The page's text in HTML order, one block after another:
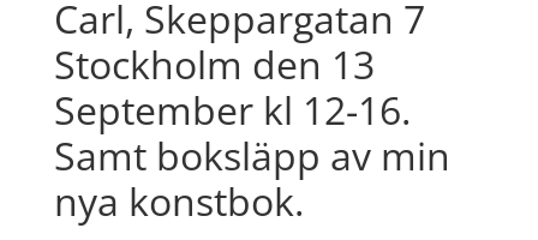
Carl, Skeppargatan 7
Stockholm den 13
September kl 12-16.
Samt boksläpp av min
nya konstbok.